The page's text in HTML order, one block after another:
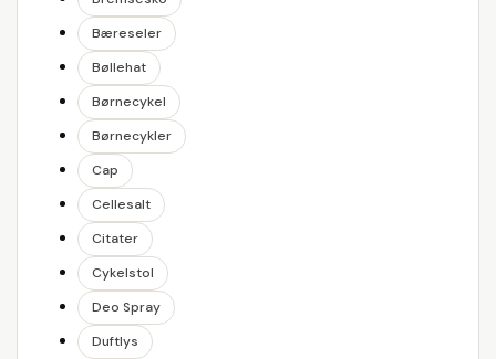
Bæreseler
Bøllehat
Børnecykel
Børnecykler
Cap
Cellesalt
Citater
Cykelstol
Deo Spray
Duftlys